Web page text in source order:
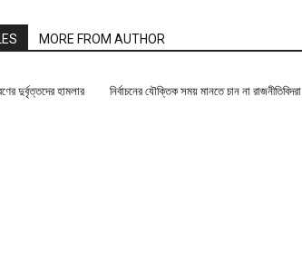
MORE FROM AUTHOR
দুর্বৃত্তদের হামলার
নির্বাচনের যৌক্তিক সময় মানতে চান না রাজনীতিবিদরা